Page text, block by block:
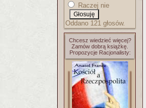
Raczej nie
Oddano 121 głosów.
Chcesz wiedzieć więcej?
Zamów dobrą książkę.
Propozycje Racjonalisty: